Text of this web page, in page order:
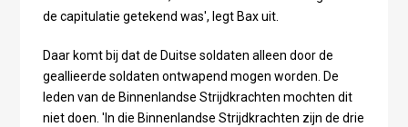
de capitulatie getekend was', legt Bax uit.
Daar komt bij dat de Duitse soldaten alleen door de
geallieerde soldaten ontwapend mogen worden. De
leden van de Binnenlandse Strijdkrachten mochten dit
niet doen. 'In die Binnenlandse Strijdkrachten zijn de drie